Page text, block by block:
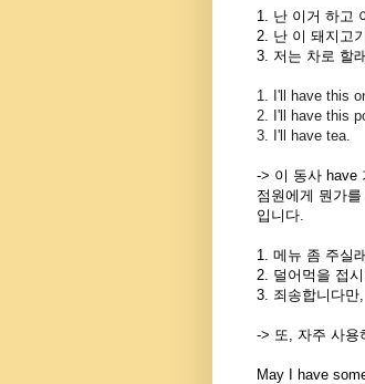
1. 난 이거 하고
2. 난 이 돼지고
3. 저는 차로 할
1. I'll have this
2. I'll have this
3. I'll have tea.
-> 이 동사 have
점원에게 뭔가
입니다.
1. 메뉴 좀 주실
2. 덜어먹을 접
3. 죄송합니다
-> 또, 자주 사용
May I have